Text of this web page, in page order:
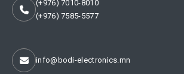
(+976) 7010-8010
(+976) 7585-5577
info@bodi-electronics.mn